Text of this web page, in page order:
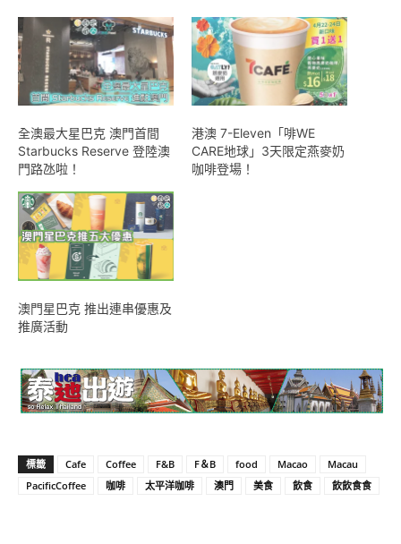
全澳最大星巴克 澳門首間
Starbucks Reserve 登陸澳
門路氹啦！
港澳 7-Eleven「啡WE
CARE地球」3天限定燕麥奶
咖啡登場！
澳門星巴克 推出連串優惠及
推廣活動
標籤 Cafe Coffee F&B F＆B food Macao
Macau
PacificCoffee
咖啡 太平洋咖啡 澳門 美食 飲食 飲飲食食